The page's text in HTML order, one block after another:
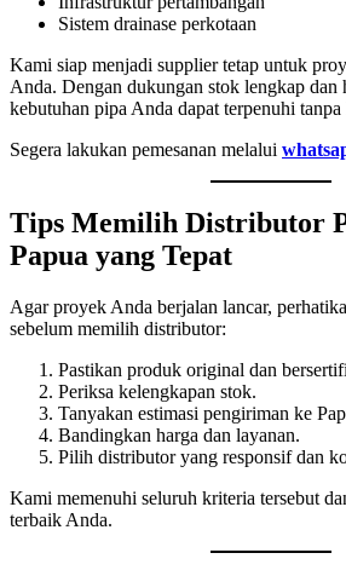
Sistem drainase perkotaan
Kami siap menjadi supplier tetap untuk
Anda. Dengan dukungan stok lengkap dan
kebutuhan pipa Anda dapat terpenuhi tanpa
Segera lakukan pemesanan melalui
Tips Memilih Distributor
Papua yang Tepat
Agar proyek Anda berjalan lancar,
sebelum memilih distributor:
Pastikan produk original dan
Periksa kelengkapan stok.
Tanyakan estimasi pengiriman ke
Bandingkan harga dan layanan.
Pilih distributor yang responsif dan
Kami memenuhi seluruh kriteria tersebut
terbaik Anda.